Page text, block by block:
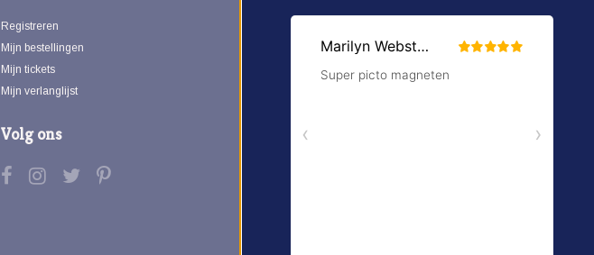
Registreren
Mijn bestellingen
Mijn tickets
Mijn verlanglijst
Volg ons